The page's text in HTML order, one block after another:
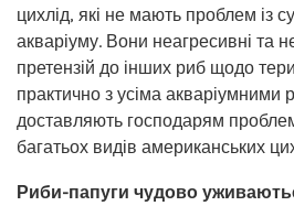
цихлід, які не мають проблем із
акваріуму. Вони неагресивні та
претензій до інших риб щодо
практично з усіма акваріумними
доставляють господарям
багатьох видів американських
Риби-папуги чудово